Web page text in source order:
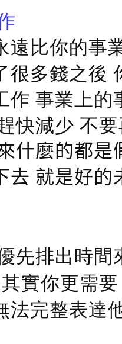
遠比你的事
很多錢之後
作 事業上
快減少 不
什麼的都
去 就是好的
先排出時
實你更需要
法完整表達